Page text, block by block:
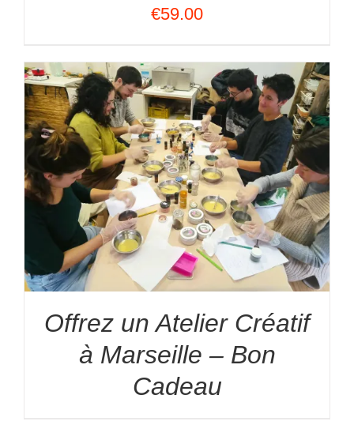
€59.00
Offrez un Atelier Créatif
à Marseille – Bon
Cadeau